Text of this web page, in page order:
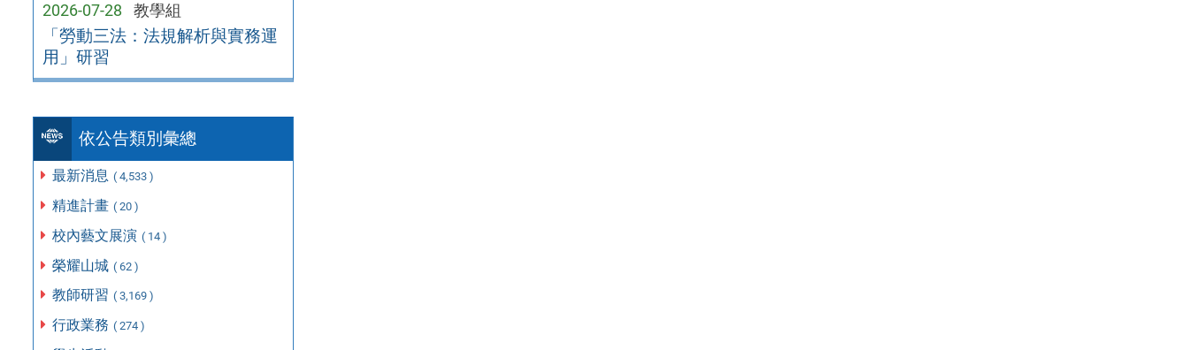
2026-07-28 教學組
「勞動三法：法規解析與實務運
用」研習
依公告類別彙總
最新消息 ( 4,533 )
精進計畫 ( 20 )
校內藝文展演 ( 14 )
榮耀山城 ( 62 )
教師研習 ( 3,169 )
行政業務 ( 274 )